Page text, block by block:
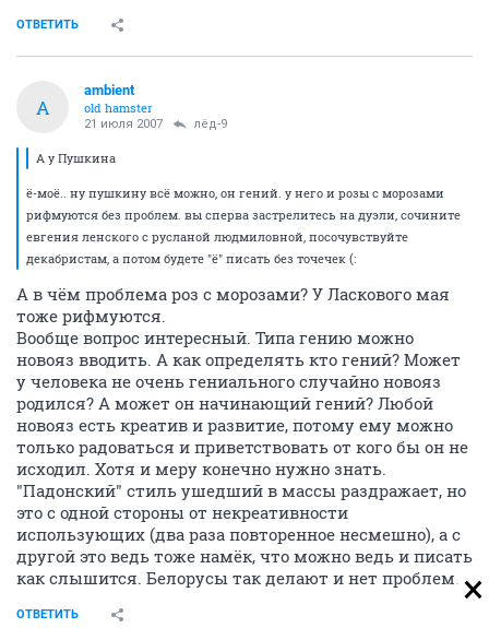
ОТВЕТИТЬ
A
ambient
old hamster
21 июля 2007 лёд-9
А у Пушкина
ё-моё.. ну пушкину всё можно, он гений. у него и розы с морозами
рифмуются без проблем. вы сперва застрелитесь на дуэли, сочините
евгения ленского с русланой людмиловной, посочувствуйте
декабристам, а потом будете "ё" писать без точечек (:
А в чём проблема роз с морозами? У Ласкового мая
тоже рифмуются.
Вообще вопрос интересный. Типа гению можно
новояз вводить. А как определять кто гений? Может
у человека не очень гениального случайно новояз
родился? А может он начинающий гений? Любой
новояз есть креатив и развитие, потому ему можно
только радоваться и приветствовать от кого бы он не
исходил. Хотя и меру конечно нужно знать.
"Падонский" стиль ушедший в массы раздражает, но
это с одной стороны от некреативности
использующих (два раза повторенное несмешно), а с
другой это ведь тоже намёк, что можно ведь и писать
как слышится. Белорусы так делают и нет проблем.
ОТВЕТИТЬ